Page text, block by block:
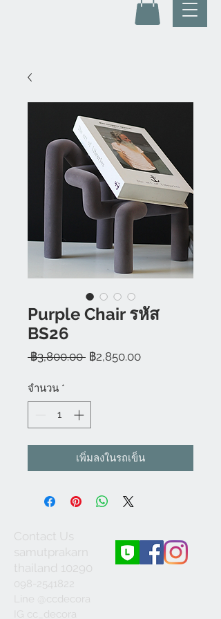
Purple Chair รหัส
BS26
฿3,800.00 ราคา
฿2,850.00ราคา
จำนวน *
เพิ่มลงในรถเข็น
Contact Us
samutprakarn
thailand 10290
098-2541822
Line @ccdecora
IG cc_decora